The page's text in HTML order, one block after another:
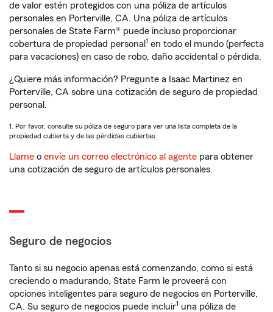
de valor estén protegidos con una póliza de artículos
personales en Porterville, CA. Una póliza de artículos
personales de State Farm® puede incluso proporcionar
cobertura de propiedad personal 1 en todo el mundo (perfecta
para vacaciones) en caso de robo, daño accidental o pérdida.
¿Quiere más información? Pregunte a Isaac Martinez en
Porterville, CA sobre una cotización de seguro de propiedad
personal.
1. Por favor, consulte su póliza de seguro para ver una lista completa de la
propiedad cubierta y de las pérdidas cubiertas.
Llame o envíe un correo electrónico al agente para obtener
una cotización de seguro de artículos personales.
Seguro de negocios
Tanto si su negocio apenas está comenzando, como si está
creciendo o madurando, State Farm le proveerá con
opciones inteligentes para seguro de negocios en Porterville,
CA. Su seguro de negocios puede incluir1 una póliza de